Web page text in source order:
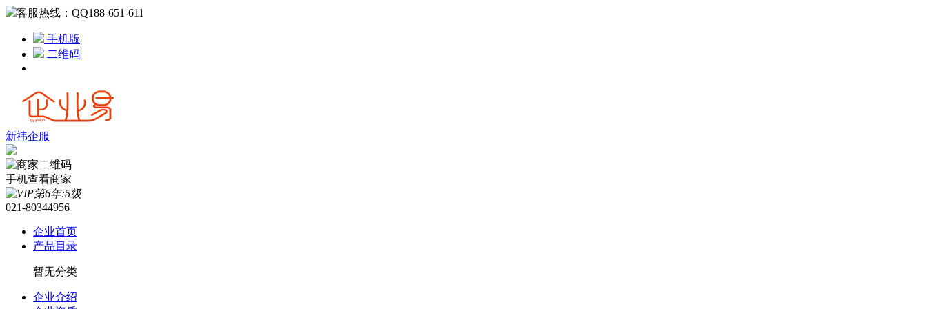
客服热线： QQ188-651-611
手机版|
二维码|
新祎企服
手机查看商家
021-80344956
企业首页
产品目录
暂无分类
企业介绍